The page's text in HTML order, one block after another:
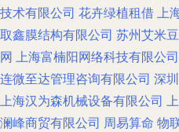
技术有限公司 花卉绿植租借 上
取鑫膜结构有限公司 苏州艾米
网
上海富楠阳网络科技有限公司
连微至达管理咨询有限公司 深
上海汉为森机械设备有限公司
澜峰商贸有限公司 周易算命 物